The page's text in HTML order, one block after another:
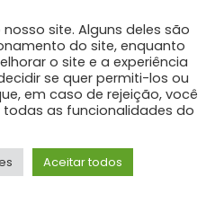
Reis
na Universidade
site. Alguns deles são
do site, enquanto
o site e a experiência
se quer permiti-los ou
em caso de rejeição, você
as funcionalidades do
Aceitar todos